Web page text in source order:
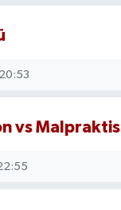
vs Malpraktis